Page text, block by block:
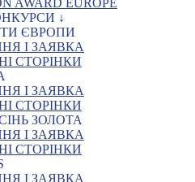
AWARD EUROPE
↓
ЄВРОПИ
І ЗАЯВКА
СТОРІНКИ
І ЗАЯВКА
СТОРІНКИ
ЗОЛОТА
І ЗАЯВКА
СТОРІНКИ
І ЗАЯВКА